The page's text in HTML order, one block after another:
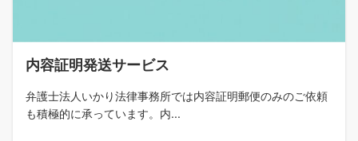
内容証明発送サービス
弁護士法人いかり法律事務所では内容証明郵便のみのご依頼
も積極的に承っています。内...